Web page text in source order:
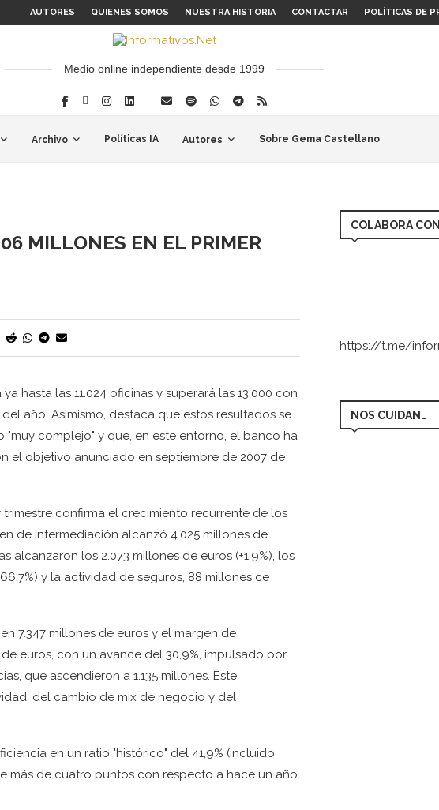
AUTORES QUIENES SOMOS NUESTRA HISTORIA CONTACTAR POLÍTICAS DE
Medio online independiente desde 1999
Archivo Políticas IA Autores Sobre Gema Castellano
MILLONES EN EL PRIMER
hasta las 11.024 oficinas y superará las 13.000 con
año. Asimismo, destaca que estos resultados se
complejo" y que, en este entorno, el banco ha
el objetivo anunciado en septiembre de 2007 de
confirma el crecimiento recurrente de los
de intermediación alcanzó 4.025 millones de
alcanzaron los 2.073 millones de euros (+1,9%), los
y la actividad de seguros, 88 millones ce
7.347 millones de euros y el margen de
euros, con un avance del 30,9%, impulsado por
que ascendieron a 1.135 millones. Este
del cambio de mix de negocio y del
en un ratio "histórico" del 41,9% (incluido
más de cuatro puntos con respecto a hace un año
COLABORA
https://t.me/
NOS CUIDAN…